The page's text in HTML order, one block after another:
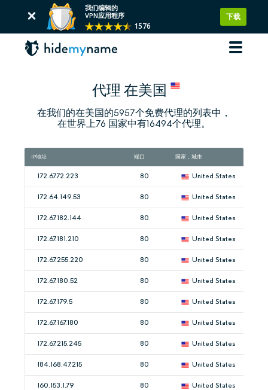
我们编辑的
VPN应用程序
1576
下载
代理 在美国
在我们的在美国的5957个免费代理的列表中，
在世界上76 国家中有16494个代理。
IP地址 端口 国家，城市
172.67.72.223 80 United States
172.64.149.53 80 United States
172.67.182.144 80 United States
172.67.181.210 80 United States
172.67.255.220 80 United States
172.67.180.52 80 United States
172.67.179.5 80 United States
172.67.167.180 80 United States
172.67.215.245 80 United States
184.168.47.215 80 United States
160.153.1.79 80 United States